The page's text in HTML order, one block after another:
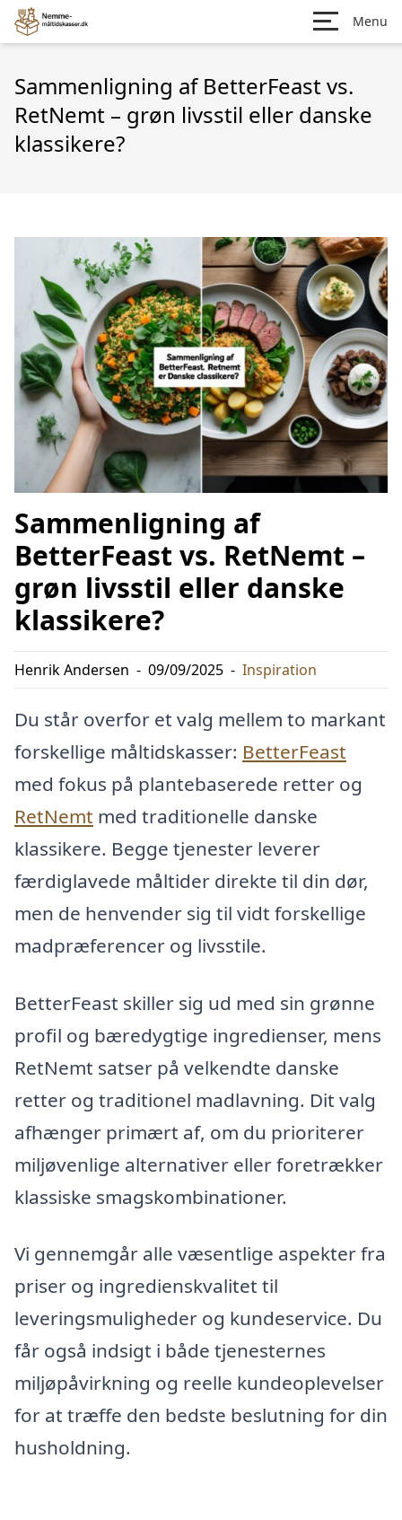
Menu
Sammenligning af BetterFeast vs.
RetNemt – grøn livsstil eller danske
klassikere?
Sammenligning af
BetterFeast vs. RetNemt –
grøn livsstil eller danske
klassikere?
Henrik Andersen - 09/09/2025 - Inspiration
Du står overfor et valg mellem to markant
forskellige måltidskasser: BetterFeast
med fokus på plantebaserede retter og
RetNemt med traditionelle danske
klassikere. Begge tjenester leverer
færdiglavede måltider direkte til din dør,
men de henvender sig til vidt forskellige
madpræferencer og livsstile.
BetterFeast skiller sig ud med sin grønne
profil og bæredygtige ingredienser, mens
RetNemt satser på velkendte danske
retter og traditionel madlavning. Dit valg
afhænger primært af, om du prioriterer
miljøvenlige alternativer eller foretrækker
klassiske smagskombinationer.
Vi gennemgår alle væsentlige aspekter fra
priser og ingredienskvalitet til
leveringsmuligheder og kundeservice. Du
får også indsigt i både tjenesternes
miljøpåvirkning og reelle kundeoplevelser
for at træffe den bedste beslutning for din
husholdning.